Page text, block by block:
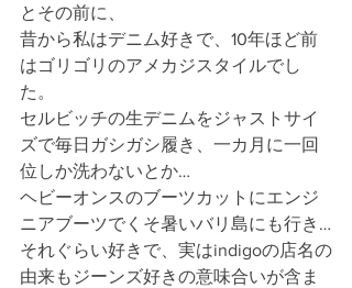
とその前に、
昔から私はデニム好きで、10年ほど前
はゴリゴリのアメカジスタイルでし
た。
セルビッチの生デニムをジャストサイ
ズで毎日ガシガシ履き、一カ月に一回
位しか洗わないとか…
ヘビーオンスのブーツカットにエンジ
ニアブーツでくそ暑いバリ島にも行き…
それぐらい好きで、実はindigoの店名の
由来もジーンズ好きの意味合いが含ま